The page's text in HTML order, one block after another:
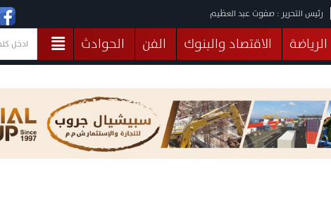
رئيس التحرير : صفوت عبد العظيم
الرياضة الاقتصاد والبنوك الفن
الحوادث
صحة الثقافة خدمات منوعات